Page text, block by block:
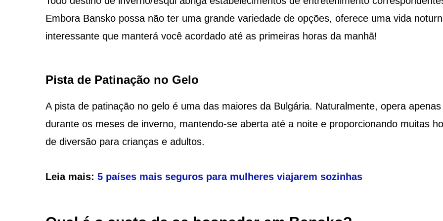
Embora Bansko possa não ter uma grande variedade de opções, oferece uma vida
interessante que manterá você acordado até as primeiras horas da manhã!
Pista de Patinação no Gelo
A pista de patinação no gelo é uma das maiores da Bulgária. Naturalmente, opera apenas
durante os meses de inverno, mantendo-se aberta até a noite e proporcionando muitas
de diversão para crianças e adultos.
Leia mais: 5 países mais seguros para mulheres viajarem sozinhas